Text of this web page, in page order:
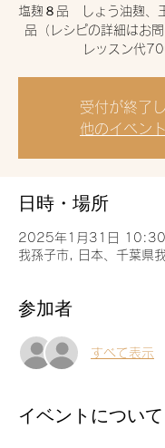
塩麹８品 しょう油麹、
品（レシピの詳細はお問
レッスン代
受付が終了
他のイベン
日時・場所
2025年1月31日
我孫子市, 日本、千葉県
参加者
すべて表示
イベントについて